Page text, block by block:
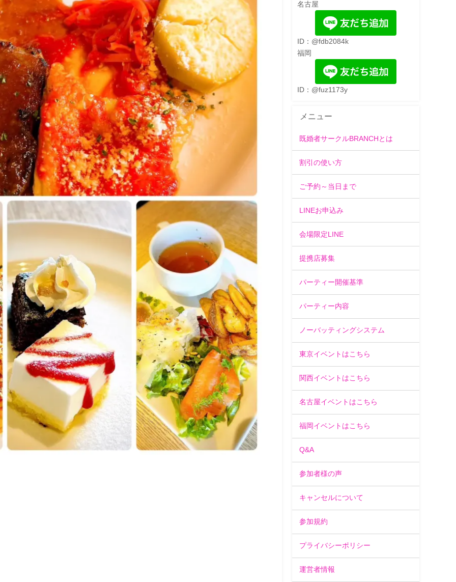
名古屋
ID：@fdb2084k
福岡
ID：@fuz1173y
メニュー
既婚者サークルBRANCHとは
割引の使い方
ご予約～当日まで
LINEお申込み
会場限定LINE
提携店募集
パーティー開催基準
パーティー内容
ノーバッティングシステム
東京イベントはこちら
関西イベントはこちら
名古屋イベントはこちら
福岡イベントはこちら
Q&A
参加者様の声
キャンセルについて
参加規約
プライバシーポリシー
運営者情報